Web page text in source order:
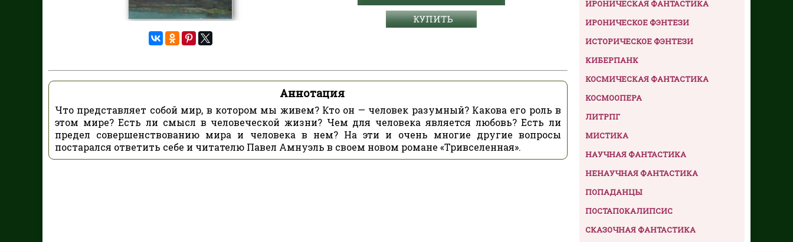
КУПИТЬ
Аннотация
Что представляет собой мир, в котором мы живем? Кто он — человек разумный? Какова его роль в
этом мире? Есть ли смысл в человеческой жизни? Чем для человека является любовь? Есть ли
предел совершенствованию мира и человека в нем? На эти и очень многие другие вопросы
постарался ответить себе и читателю Павел Амнуэль в своем новом романе «Тривселенная».
ИРОНИЧЕСКАЯ ФАНТАСТИКА
ИРОНИЧЕСКОЕ ФЭНТЕЗИ
ИСТОРИЧЕСКОЕ ФЭНТЕЗИ
КИБЕРПАНК
КОСМИЧЕСКАЯ ФАНТАСТИКА
КОСМООПЕРА
ЛИТРПГ
МИСТИКА
НАУЧНАЯ ФАНТАСТИКА
НЕНАУЧНАЯ ФАНТАСТИКА
ПОПАДАНЦЫ
ПОСТАПОКАЛИПСИС
СКАЗОЧНАЯ ФАНТАСТИКА